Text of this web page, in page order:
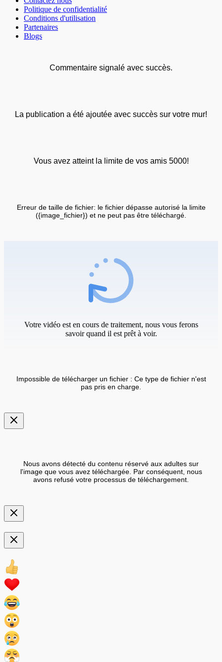
Politique de confidentialité
Conditions d'utilisation
Partenaires
Blogs
Commentaire signalé avec succès.
La publication a été ajoutée avec succès sur votre mur!
Vous avez atteint la limite de vos amis 5000!
Erreur de taille de fichier: le fichier dépasse autorisé la limite
({image_fichier}) et ne peut pas être téléchargé.
Votre vidéo est en cours de traitement, nous vous ferons
savoir quand il est prêt à voir.
Impossible de télécharger un fichier : Ce type de fichier n'est
pas pris en charge.
Nous avons détecté du contenu réservé aux adultes sur
l'image que vous avez téléchargée. Par conséquent, nous
avons refusé votre processus de téléchargement.